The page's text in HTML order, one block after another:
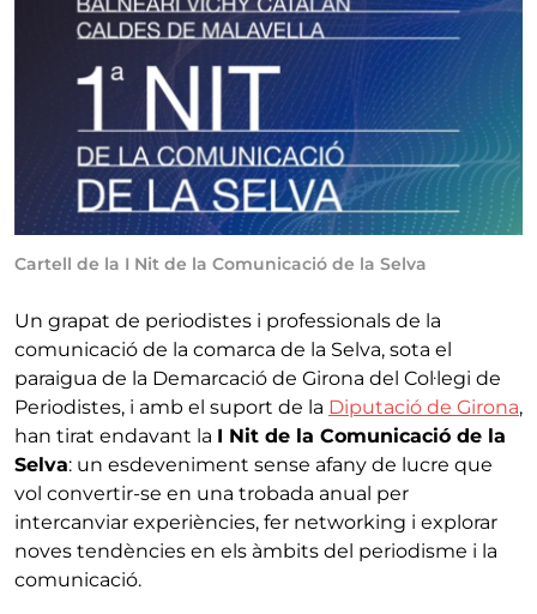
Cartell de la I Nit de la Comunicació de la Selva
Un grapat de periodistes i professionals de la
comunicació de la comarca de la Selva, sota el
paraigua de la Demarcació de Girona del Col·legi de
Periodistes, i amb el suport de la Diputació de Girona,
han tirat endavant la I Nit de la Comunicació de la
Selva: un esdeveniment sense afany de lucre que
vol convertir-se en una trobada anual per
intercanviar experiències, fer networking i explorar
noves tendències en els àmbits del periodisme i la
comunicació.